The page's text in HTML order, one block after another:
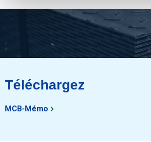
Téléchargez
MCB-Mémo